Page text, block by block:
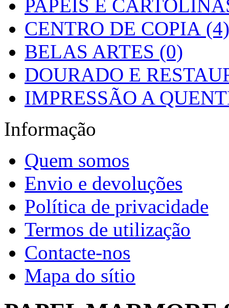
PAPEIS E
CENTRO DE COPIA (4)
BELAS ARTES (0)
DOURADO E
IMPRESSÃO A
Informação
Quem somos
Envio e devoluções
Política de privacidade
Termos de utilização
Contacte-nos
Mapa do sítio